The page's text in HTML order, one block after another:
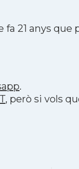
21 anys que
.
, però si vols